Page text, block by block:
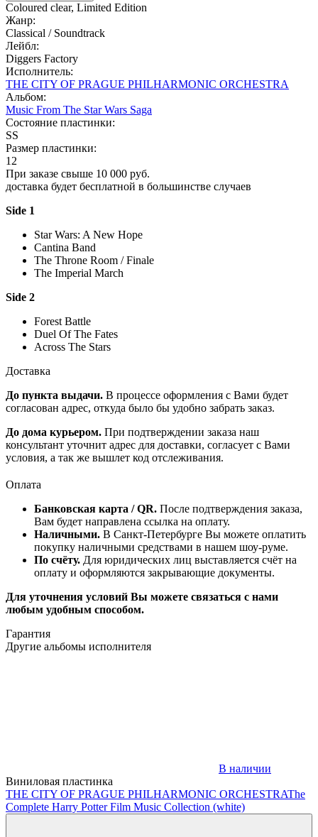
Coloured clear, Limited Edition
Жанр:
Classical / Soundtrack
Лейбл:
Diggers Factory
Исполнитель:
THE CITY OF PRAGUE PHILHARMONIC ORCHESTRA
Альбом:
Music From The Star Wars Saga
Состояние пластинки:
SS
Размер пластинки:
12
При заказе свыше 10 000 руб.
доставка будет бесплатной в большинстве случаев
Side 1
Star Wars: A New Hope
Cantina Band
The Throne Room / Finale
The Imperial March
Side 2
Forest Battle
Duel Of The Fates
Across The Stars
Доставка
До пункта выдачи. В процессе оформления с Вами будет
согласован адрес, откуда было бы удобно забрать заказ.
До дома курьером. При подтверждении заказа наш
консультант уточнит адрес для доставки, согласует с Вами
условия, а так же вышлет код отслеживания.
Оплата
Банковская карта / QR. После подтверждения заказа,
Вам будет направлена ссылка на оплату.
Наличными. В Санкт-Петербурге Вы можете оплатить
покупку наличными средствами в нашем шоу-руме.
По счёту. Для юридических лиц выставляется счёт на
оплату и оформляются закрывающие документы.
Для уточнения условий Вы можете связаться с нами
любым удобным способом.
Гарантия
Другие альбомы исполнителя
В наличии
Виниловая пластинка
THE CITY OF PRAGUE PHILHARMONIC ORCHESTRAThe
Complete Harry Potter Film Music Collection (white)